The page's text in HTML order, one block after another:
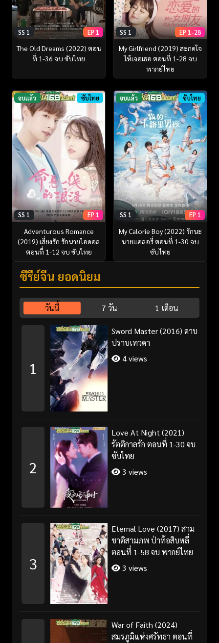
SS 1 EP 1
The Old Dreams (2022) ตอน
ที่ 1-36 จบ ซับไทย
SS 1 EP 1-28
My Girlfriend (2019) สะกดใจ
ให้เจอเธอ ตอนที่ 1-28 จบ
พากย์ไทย
จบแล้ว ซับไทย
SS 1 EP 1
Adventurous Romance
(2019) เสี่ยงรัก รักนายไอดอล
ตอนที่ 1-12 จบ ซับไทย
จบแล้ว ซับไทย
SS 1 EP 1
My Calorie Boy (2022) รักนะ
นายแคลอรี่ ตอนที่ 1-30 จบ
ซับไทย
ซีรี่ย์จีน ยอดนิยม
วันนี้ 7 วัน 1 เดือน
1
Sword Master (2016) ดาบ
ปราบเทวดา
4 views
2
Love At Night (2021)
รัตติกาลรัก ตอนที่ 1-30 จบ
ซับไทย
3 views
3
Eternal Love (2017) สาม
ชาติสามภพ ป่าท้อสิบหลี่
ตอนที่ 1-58 จบ พากย์ไทย
3 views
War of Faith (2024)
สมรภูมิแห่งศรัทธา ตอนที่